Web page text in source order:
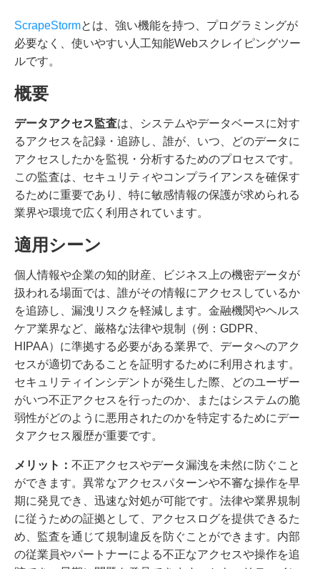
ScrapeStormとは、強い機能を持つ、プログラミングが
必要なく、使いやすい人工知能Webスクレイピングツー
ルです。
概要
データアクセス監査は、システムやデータベースに対す
るアクセスを記録・追跡し、誰が、いつ、どのデータに
アクセスしたかを監視・分析するためのプロセスです。
この監査は、セキュリティやコンプライアンスを確保す
るために重要であり、特に敏感情報の保護が求められる
業界や環境で広く利用されています。
適用シーン
個人情報や企業の知的財産、ビジネス上の機密データが
扱われる場面では、誰がその情報にアクセスしているか
を追跡し、漏洩リスクを軽減します。金融機関やヘルス
ケア業界など、厳格な法律や規制（例：GDPR、
HIPAA）に準拠する必要がある業界で、データへのアク
セスが適切であることを証明するために利用されます。
セキュリティインシデントが発生した際、どのユーザー
がいつ不正アクセスを行ったのか、またはシステムの脆
弱性がどのように悪用されたのかを特定するためにデー
タアクセス履歴が重要です。
メリット： 不正アクセスやデータ漏洩を未然に防ぐこと
ができます。異常なアクセスパターンや不審な操作を早
期に発見でき、迅速な対処が可能です。法律や業界規制
に従うための証拠として、アクセスログを提供できるた
め、監査を通じて規制違反を防ぐことができます。内部
の従業員やパートナーによる不正なアクセスや操作を追